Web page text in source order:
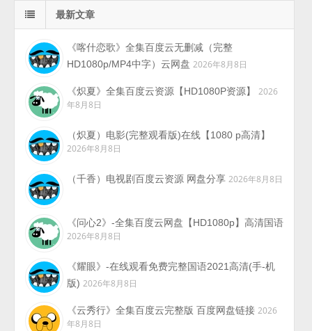
最新文章
《喀什恋歌》全集百度云无删减（完整
HD1080p/MP4中字）云网盘 2026年8月8日
《炽夏》全集百度云资源【HD1080P资源】
2026
年8月8日
（炽夏）电影(完整观看版)在线【1080 p高清】
2026年8月8日
（千香）电视剧百度云资源 网盘分享 2026年8月8日
《问心2》-全集百度云网盘【HD1080p】高清国语
2026年8月8日
《耀眼》-在线观看免费完整国语2021高清(手-机
版) 2026年8月8日
《云秀行》全集百度云完整版 百度网盘链接 2026
年8月8日